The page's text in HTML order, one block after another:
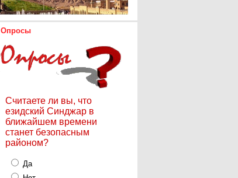
Опросы
Считаете ли вы, что
езидский Синджар в
ближайшем времени
станет безопасным
районом?
Да